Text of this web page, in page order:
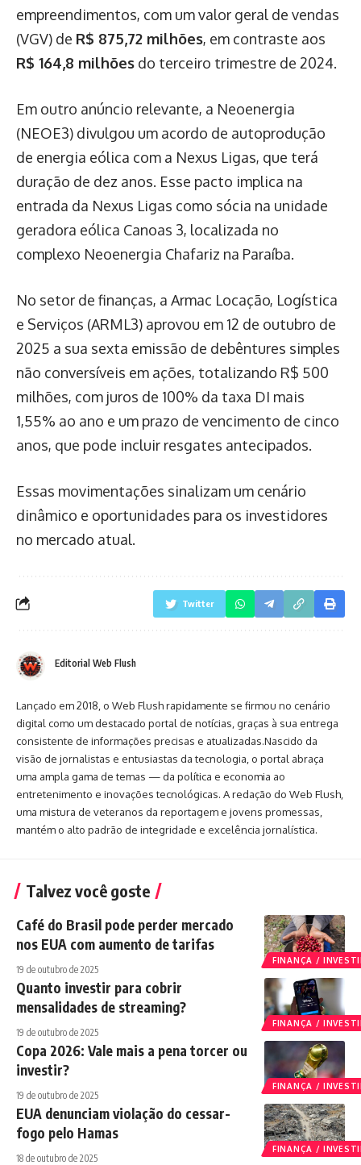
empreendimentos, com um valor geral de vendas
(VGV) de R$ 875,72 milhões, em contraste aos
R$ 164,8 milhões do terceiro trimestre de 2024.
Em outro anúncio relevante, a Neoenergia
(NEOE3) divulgou um acordo de autoprodução
de energia eólica com a Nexus Ligas, que terá
duração de dez anos. Esse pacto implica na
entrada da Nexus Ligas como sócia na unidade
geradora eólica Canoas 3, localizada no
complexo Neoenergia Chafariz na Paraíba.
No setor de finanças, a Armac Locação, Logística
e Serviços (ARML3) aprovou em 12 de outubro de
2025 a sua sexta emissão de debêntures simples
não conversíveis em ações, totalizando R$ 500
milhões, com juros de 100% da taxa DI mais
1,55% ao ano e um prazo de vencimento de cinco
anos, que pode incluir resgates antecipados.
Essas movimentações sinalizam um cenário
dinâmico e oportunidades para os investidores
no mercado atual.
Twitter
Editorial Web Flush
Lançado em 2018, o Web Flush rapidamente se firmou no cenário
digital como um destacado portal de notícias, graças à sua entrega
consistente de informações precisas e atualizadas.Nascido da
visão de jornalistas e entusiastas da tecnologia, o portal abraça
uma ampla gama de temas — da política e economia ao
entretenimento e inovações tecnológicas. A redação do Web Flush,
uma mistura de veteranos da reportagem e jovens promessas,
mantém o alto padrão de integridade e excelência jornalística.
Talvez você goste
FINANÇA /
Café do Brasil pode perder mercado
nos EUA com aumento de tarifas
19 de outubro de 2025
FINANÇA /
Quanto investir para cobrir
mensalidades de streaming?
19 de outubro de 2025
FINANÇA /
Copa 2026: Vale mais a pena torcer ou
investir?
19 de outubro de 2025
FINANÇA /
EUA denunciam violação do cessar-
fogo pelo Hamas
18 de outubro de 2025